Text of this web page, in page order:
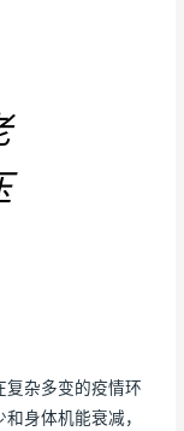
复杂多变的疫情环
身体机能衰减，